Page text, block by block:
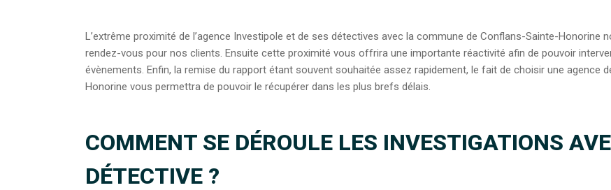
L’extrême proximité de l’agence Investipole et de ses détectives avec la commune de Conflans-Sainte-Honorine
rendez-vous pour nos clients. Ensuite cette proximité vous offrira une importante réactivité afin de pouvoir
évènements. Enfin, la remise du rapport étant souvent souhaitée assez rapidement, le fait de choisir une agence
Honorine vous permettra de pouvoir le récupérer dans les plus brefs délais.
COMMENT SE DÉROULE LES INVESTIGATIONS
DÉTECTIVE ?